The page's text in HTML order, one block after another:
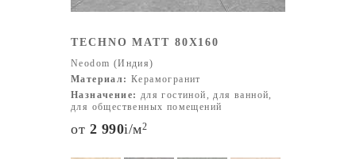
TECHNO MATT 80X160
Neodom (Индия)
Материал: Керамогранит
Назначение: для гостиной, для ванной,
для общественных помещений
от 2 990i/м2